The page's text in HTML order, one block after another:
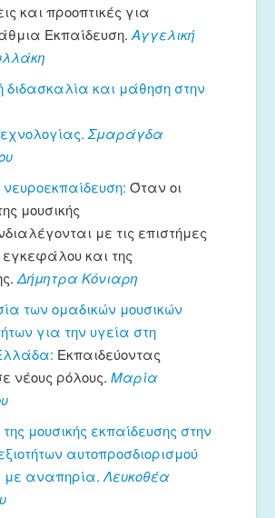
και προοπτικές για
Εκπαίδευση. Αγγελική
διδασκαλία και μάθηση στην
Σμαράγδα
νευροεκπαίδευση: Όταν οι
μουσικής
με τις επιστήμες
εγκεφάλου και της
Δήμητρα Κόνιαρη
των ομαδικών μουσικών
για την υγεία στη
Eκπαιδεύοντας
νέους ρόλους. Μαρία
μουσικής εκπαίδευσης στην
αυτοπροσδιορισμού
με αναπηρία. Λευκοθέα